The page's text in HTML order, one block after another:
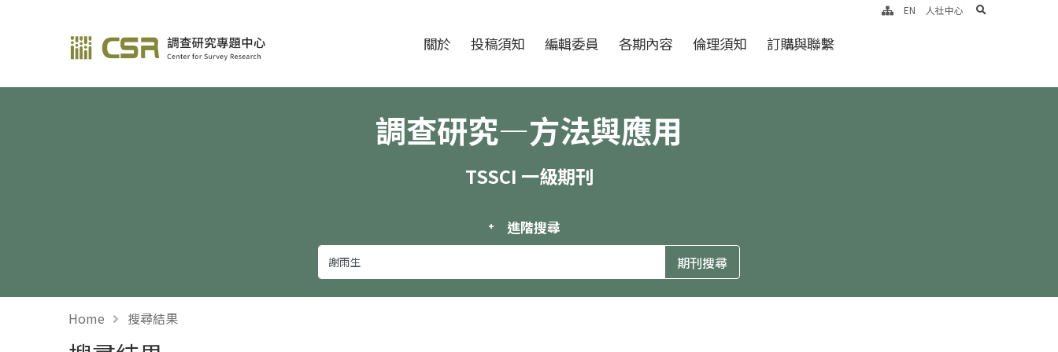
調查研究—方法與應用期刊 關於 投稿須知 編輯委員 各期內容 倫理須知 訂購與聯繫
EN 人社中心 search
調查研究—方法與應用
TSSCI 一級期刊
進階搜尋
Home 搜尋結果